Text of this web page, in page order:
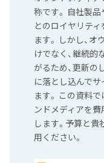
称です。 自社製
とのロイヤリテ
ます。 しかし、
けでなく、継続
がるため、更新の
に落とし込んで
ます。 この資料
ンドメディアを
します。予算と
用ください。